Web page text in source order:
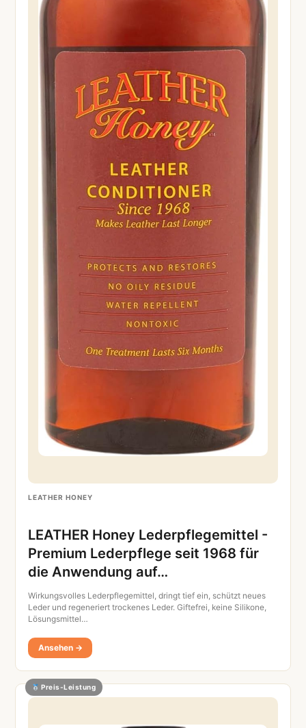
LEATHER HONEY
LEATHER Honey Lederpflegemittel -
Premium Lederpflege seit 1968 für
die Anwendung auf…
Wirkungsvolles Lederpflegemittel, dringt tief ein, schützt neues
Leder und regeneriert trockenes Leder. Giftefrei, keine Silikone,
Lösungsmittel…
Ansehen →
Preis-Leistung